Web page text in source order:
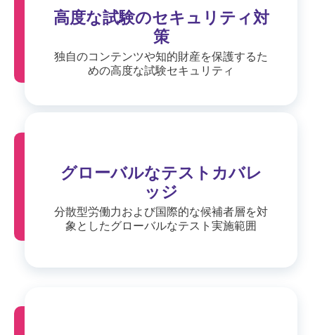
高度な試験のセキュリティ対
策
独自のコンテンツや知的財産を保護するた
めの高度な試験セキュリティ
グローバルなテストカバレ
ッジ
分散型労働力および国際的な候補者層を対
象としたグローバルなテスト実施範囲